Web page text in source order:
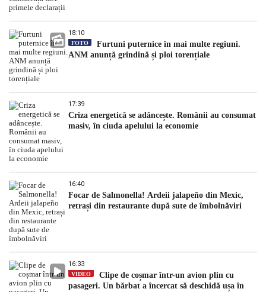
18:10
FOTO
Furtuni puternice în mai multe regiuni.
ANM anunță grindină și ploi torențiale
17:39
Criza energetică se adâncește. Românii au consumat
masiv, în ciuda apelului la economie
16:40
Focar de Salmonella! Ardeii jalapeño din Mexic,
retrași din restaurante după sute de îmbolnăviri
16:33
VIDEO
Clipe de coșmar într-un avion plin cu
pasageri. Un bărbat a încercat să deschidă ușa în